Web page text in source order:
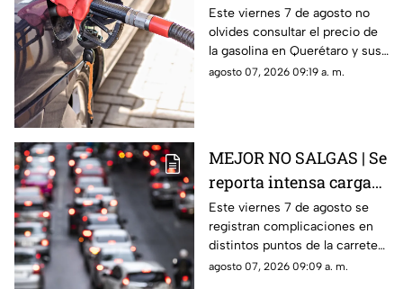
precio de la gasolina
HOY en Querétaro
Este viernes 7 de agosto no
olvides consultar el precio de
la gasolina en Querétaro y sus
municipios.
agosto 07, 2026 09:19 a. m.
MEJOR NO SALGAS | Se
reporta intensa carga
vehicular HOY en la
autopista México
Querétaro
Este viernes 7 de agosto se
registran complicaciones en
distintos puntos de la carretera
57; toma precauciones y
agosto 07, 2026 09:09 a. m.